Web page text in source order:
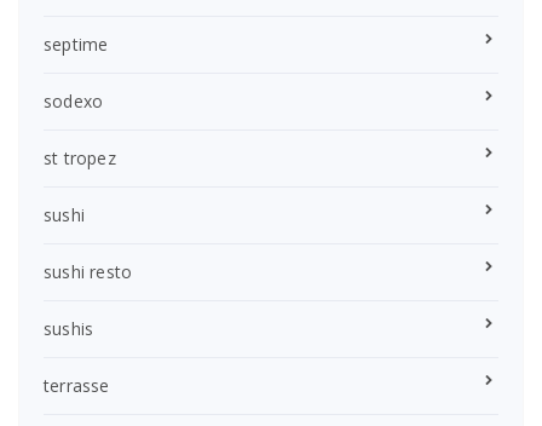
septime
sodexo
st tropez
sushi
sushi resto
sushis
terrasse